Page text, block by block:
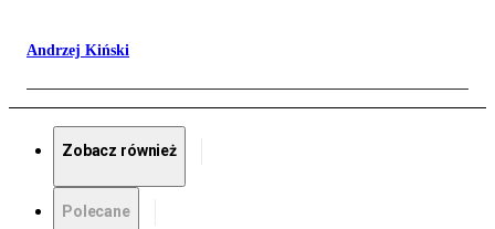
Andrzej Kiński
Zobacz również
Polecane